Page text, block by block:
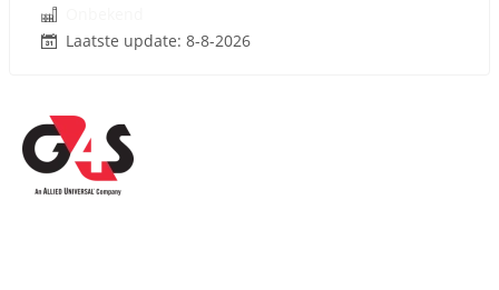
Laatste update: 8-8-2026